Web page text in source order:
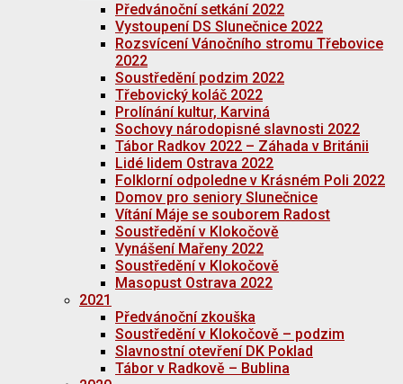
Předvánoční setkání 2022
Vystoupení DS Slunečnice 2022
Rozsvícení Vánočního stromu Třebovice
2022
Soustředění podzim 2022
Třebovický koláč 2022
Prolínání kultur, Karviná
Sochovy národopisné slavnosti 2022
Tábor Radkov 2022 – Záhada v Británii
Lidé lidem Ostrava 2022
Folklorní odpoledne v Krásném Poli 2022
Domov pro seniory Slunečnice
Vítání Máje se souborem Radost
Soustředění v Klokočově
Vynášení Mařeny 2022
Soustředění v Klokočově
Masopust Ostrava 2022
2021
Předvánoční zkouška
Soustředění v Klokočově – podzim
Slavnostní otevření DK Poklad
Tábor v Radkově – Bublina